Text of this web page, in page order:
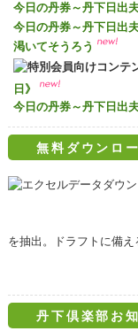
今日の丹券～丹下日出
今日の丹券～丹下日出
渇いてそうろう
日》
今日の丹券～丹下日出
無料ダウンロ
を抽出。ドラフトに備え
丹下倶楽部お